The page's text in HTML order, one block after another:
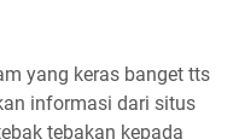
yang keras banget tts
informasi dari situs
tebakan kepada